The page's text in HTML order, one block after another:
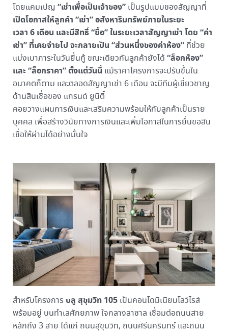
โดยแคมเปญ “เช่าเพื่อเป็นเจ้าของ” เป็นรูปแบบของสัญญาที่
เปิดโอกาสให้ลูกค้า “เช่า” อสังหาริมทรัพย์ภายในระยะ
เวลา 6 เดือน และมีสิทธิ์ “ซื้อ” ในระยะเวลาสัญญาเช่า โดย “ค่า
เช่า” ที่เคยจ่ายไป จะกลายเป็น “ส่วนหนึ่งของค่าห้อง” ที่ช่วย
แบ่งเบาภาระในวันยื่นกู้ ขณะเดียวกันลูกค้ายังได้ “ล็อกห้อง”
และ “ล็อกราคา” ตั้งแต่วันนี้ แม้ราคาโครงการจะปรับขึ้นใน
อนาคตก็ตาม และตลอดสัญญาเช่า 6 เดือน จะมีทีมผู้เชี่ยวชาญ
ด้านสินเชื่อของ แกรนด์ ยูนิตี้
คอยวางแผนการเงินและเสริมความพร้อมให้กับลูกค้าเป็นราย
บุคคล เพื่อสร้างวินัยทางการเงินและเพิ่มโอกาสในการยื่นขอสิน
เชื่อให้ผ่านได้อย่างมั่นใจ
สำหรับโครงการ บลู สุขุมวิท 105เป็นคอนโดมิเนียมโลว์ไรส์
พร้อมอยู่ บนทำเลศักยภาพ ใจกลางลาซาล เชื่อมต่อถนนสาย
หลักถึง 3 สาย ได้แก่ ถนนสุขุมวิท, ถนนศรีนครินทร์ และถนน